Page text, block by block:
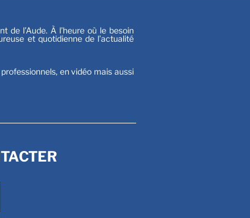
de l’Aude. À l’heure où le besoin
et quotidienne de l’actualité
en vidéo mais aussi